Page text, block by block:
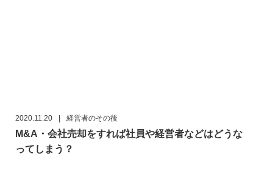
2020.11.20 経営者のその後
M&A・会社売却をすれば社員や経営者などはどうな
ってしまう？